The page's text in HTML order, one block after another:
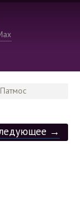
→